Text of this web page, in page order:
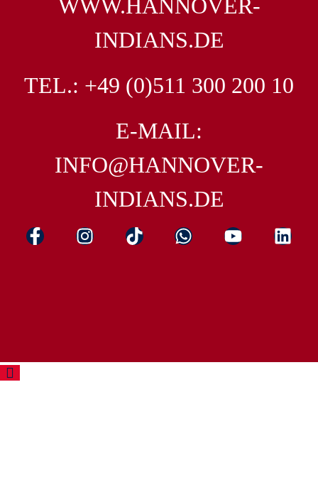
WWW.HANNOVER-
INDIANS.DE
TEL.: +49 (0)511 300 200 10
E-MAIL:
INFO@HANNOVER-
INDIANS.DE